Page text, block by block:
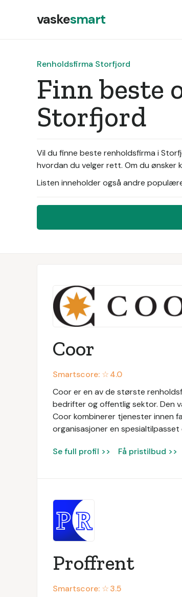
vaskesmart
Renholdsfirma Storfjord
Finn beste
Storfjord
Vil du finne beste renholdsfirma i
hvordan du velger rett. Om du ønsker
Listen inneholder også andre
Coor
Smartscore: ☆4.0
Coor er en av de største
bedrifter og offentlig sektor. Den
Coor kombinerer tjenester innen
organisasjoner en
Se full profil >> Få pristilbud >>
Proffrent
Smartscore: ☆3.5